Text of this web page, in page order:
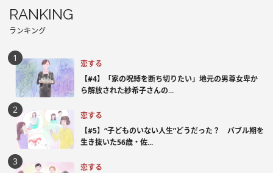
RANKING
ランキング
恋する
【#4】「家の呪縛を断ち切りたい」地元の男尊女卑か
ら解放された紗希子さんの...
恋する
【#5】“子どものいない人生”どうだった？ バブル期を
生き抜いた56歳・佐...
恋する